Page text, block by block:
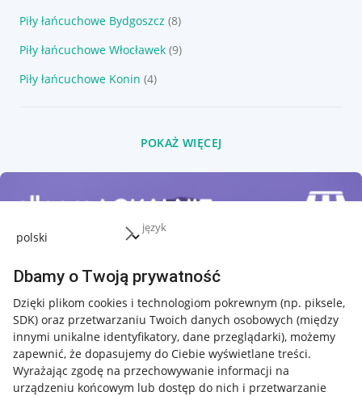
język
Dbamy o Twoją prywatność
Dzięki plikom cookies i technologiom pokrewnym (np. piksele,
SDK) oraz przetwarzaniu Twoich danych osobowych (między
innymi unikalne identyfikatory, dane przeglądarki), możemy
zapewnić, że dopasujemy do Ciebie wyświetlane treści.
Wyrażając zgodę na przechowywanie informacji na
urządzeniu końcowym lub dostęp do nich i przetwarzanie
Piły łańcuchowe Bydgoszcz (8)
Piły łańcuchowe Włocławek (9)
Piły łańcuchowe Konin (4)
POKAŻ WIĘCEJ